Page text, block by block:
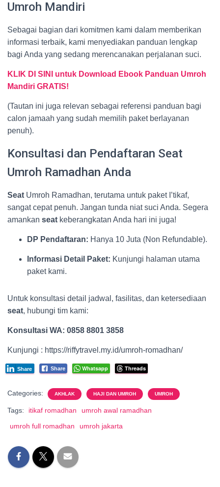
Umroh Mandiri
Sebagai bagian dari komitmen kami dalam memberikan
informasi terbaik, kami menyediakan panduan lengkap
bagi Anda yang sedang merencanakan perjalanan suci.
KLIK DI SINI untuk Download Ebook Panduan Umroh
Mandiri GRATIS!
(Tautan ini juga relevan sebagai referensi panduan bagi
calon jamaah yang sudah memilih paket berlayanan
penuh).
Konsultasi dan Pendaftaran Seat
Umroh Ramadhan Anda
Seat Umroh Ramadhan, terutama untuk paket I’tikaf,
sangat cepat penuh. Jangan tunda niat suci Anda. Segera
amankan seat keberangkatan Anda hari ini juga!
DP Pendaftaran: Hanya 10 Juta (Non Refundable).
Informasi Detail Paket: Kunjungi halaman utama
paket kami.
Untuk konsultasi detail jadwal, fasilitas, dan ketersediaan
seat, hubungi tim kami:
Konsultasi WA: 0858 8801 3858
Kunjungi : https://riffytravel.my.id/umroh-romadhan/
Share
Share Whatsapp Threads
Categories: AKHLAK HAJI DAN UMROH UMROH
Tags: itikaf romadhan
umroh awal ramadhan
umroh full romadhan
umroh jakarta